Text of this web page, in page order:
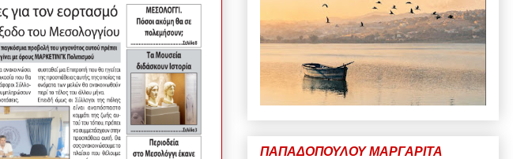
ΠΑΠΑΔΟΠΟΥΛΟΥ ΜΑΡΓΑΡΙΤΑ